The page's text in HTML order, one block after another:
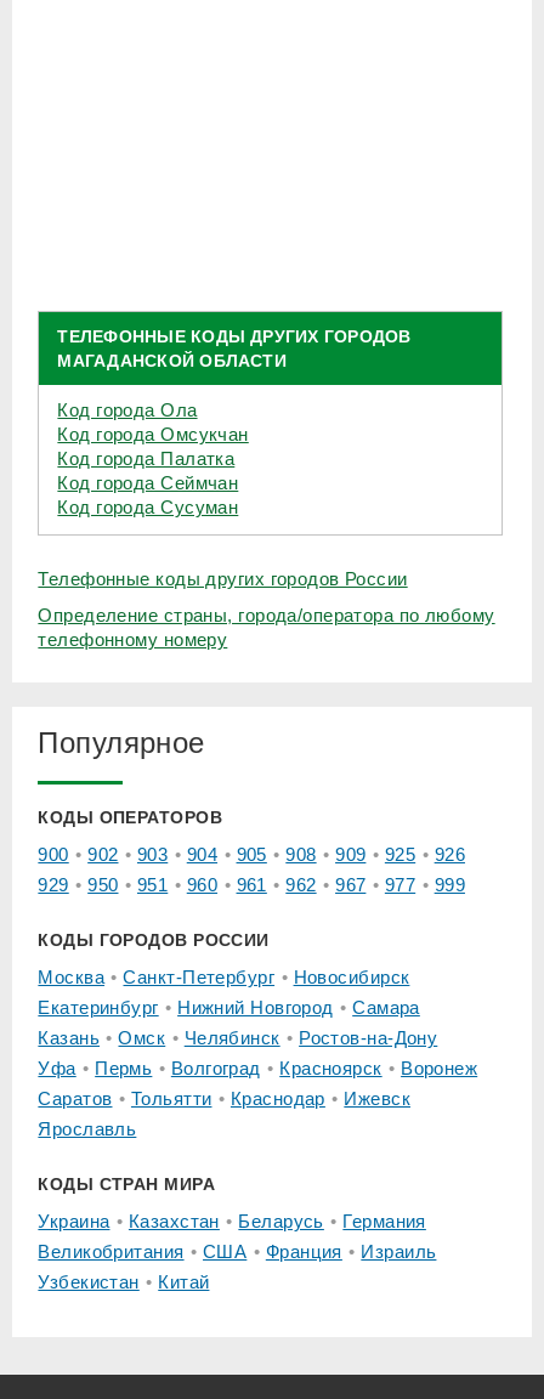
ТЕЛЕФОННЫЕ КОДЫ ДРУГИХ ГОРОДОВ
МАГАДАНСКОЙ ОБЛАСТИ
Код города Ола
Код города Омсукчан
Код города Палатка
Код города Сеймчан
Код города Сусуман
Телефонные коды других городов России
Определение страны, города/оператора по любому
телефонному номеру
Популярное
КОДЫ ОПЕРАТОРОВ
900 902 903 904 905 908 909 925
926
929
950 951 960 961 962 967 977 999
КОДЫ ГОРОДОВ РОССИИ
Москва Санкт-Петербург
Новосибирск
Екатеринбург
Нижний Новгород
Самара
Казань
Омск Челябинск
Ростов-на-Дону
Уфа
Пермь Волгоград Красноярск
Воронеж
Саратов
Тольятти Краснодар
Ижевск
Ярославль
КОДЫ СТРАН МИРА
Украина Казахстан Беларусь
Германия
Великобритания
США Франция
Израиль
Узбекистан
Китай